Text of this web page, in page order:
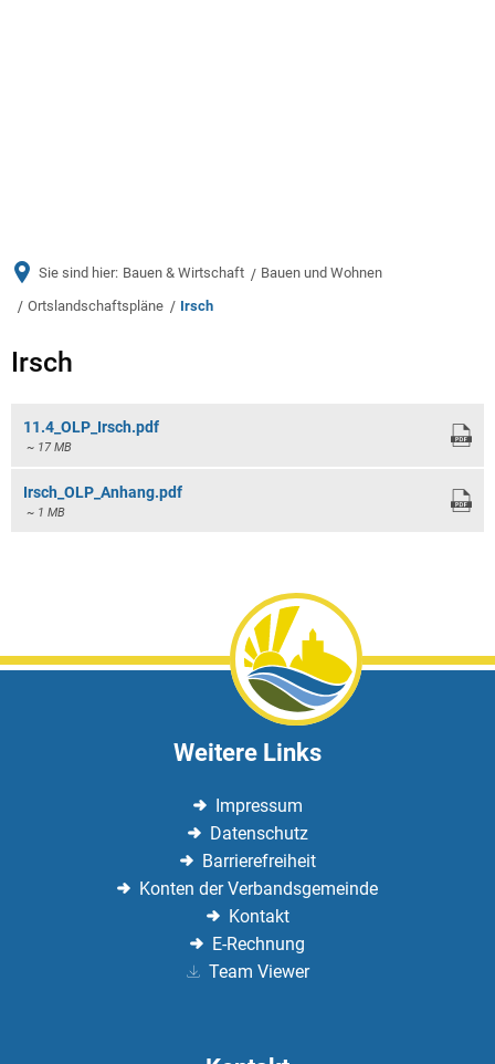
Sie sind hier: Bauen & Wirtschaft
Bauen und Wohnen
Ortslandschaftspläne
Irsch
Irsch
Irsch
11.4_OLP_Irsch.pdf
~ 17 MB
Irsch_OLP_Anhang.pdf
~ 1 MB
Weitere Links
Impressum
Datenschutz
Barrierefreiheit
Konten der Verbandsgemeinde
Kontakt
E-Rechnung
Team Viewer